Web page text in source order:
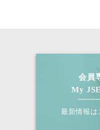
会員
My
最新情報は